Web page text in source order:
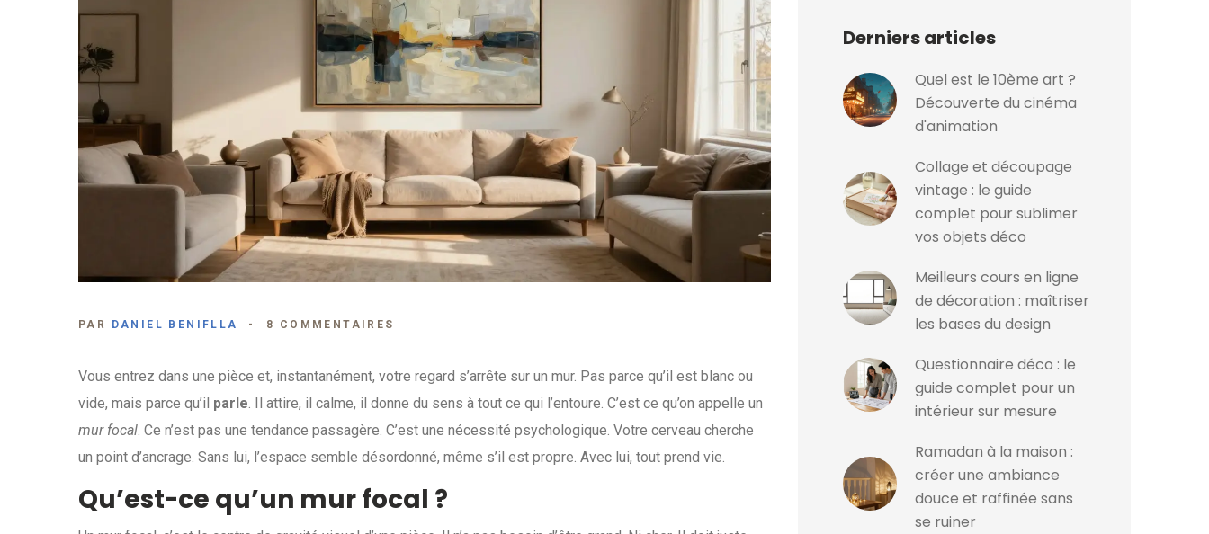
PAR DANIEL BENIFLLA 8 COMMENTAIRES
Vous entrez dans une pièce et, instantanément, votre regard s’arrête sur un mur. Pas parce qu’il est blanc ou
vide, mais parce qu’il parle. Il attire, il calme, il donne du sens à tout ce qui l’entoure. C’est ce qu’on appelle un
mur focal. Ce n’est pas une tendance passagère. C’est une nécessité psychologique. Votre cerveau cherche
un point d’ancrage. Sans lui, l’espace semble désordonné, même s’il est propre. Avec lui, tout prend vie.
Qu’est-ce qu’un mur focal ?
Derniers articles
Quel est le 10ème art ?
Découverte du cinéma
d'animation
Collage et découpage
vintage : le guide
complet pour sublimer
vos objets déco
Meilleurs cours en ligne
de décoration : maîtriser
les bases du design
Questionnaire déco : le
guide complet pour un
intérieur sur mesure
Ramadan à la maison :
créer une ambiance
douce et raffinée sans
se ruiner